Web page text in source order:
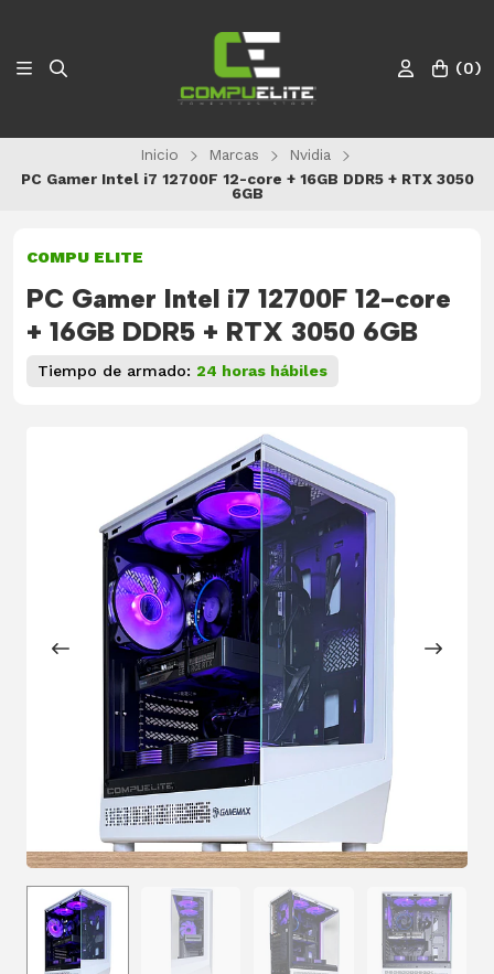
(0)
Inicio Marcas
Nvidia
PC Gamer Intel i7 12700F 12-core + 16GB DDR5 + RTX 3050
6GB
COMPU ELITE
PC Gamer Intel i7 12700F 12-core
+ 16GB DDR5 + RTX 3050 6GB
Tiempo de armado: 24 horas hábiles